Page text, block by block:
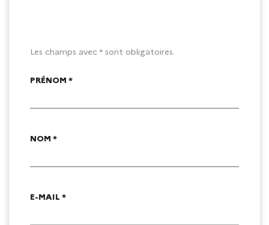
Les champs avec * sont obligatoires.
PRÉNOM *
NOM *
E-MAIL *